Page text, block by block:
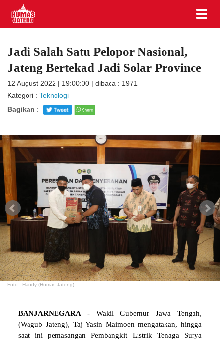
Jadi Salah Satu Pelopor Nasional,
Jateng Bertekad Jadi Solar Province
12 August 2022 | 19:00:00 | dibaca : 1971
Kategori : Teknologi
Bagikan :
Foto : Handy (Humas Jateng)
BANJARNEGARA - Wakil Gubernur Jawa Tengah,
(Wagub Jateng), Taj Yasin Maimoen mengatakan, hingga
saat ini pemasangan Pembangkit Listrik Tenaga Surya